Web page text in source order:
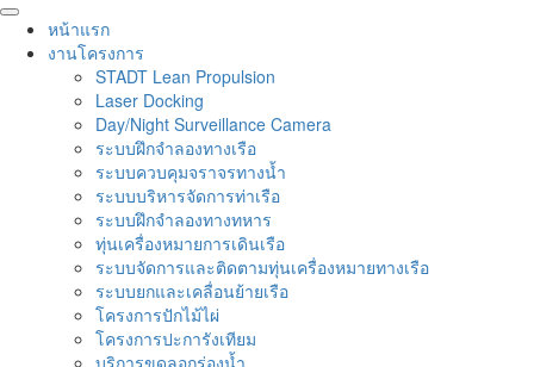
หน้าแรก
งานโครงการ
STADT Lean Propulsion
Laser Docking
Day/Night Surveillance Camera
ระบบฝึกจำลองทางเรือ
ระบบควบคุมจราจรทางน้ำ
ระบบบริหารจัดการท่าเรือ
ระบบฝึกจำลองทางทหาร
ทุ่นเครื่องหมายการเดินเรือ
ระบบจัดการและติดตามทุ่นเครื่องหมายทางเรือ
ระบบยกและเคลื่อนย้ายเรือ
โครงการปักไม้ไผ่
โครงการปะการังเทียม